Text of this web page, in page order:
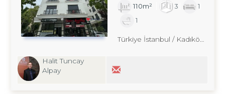
110m² 3
1
1
Halit Tuncay
Alpay